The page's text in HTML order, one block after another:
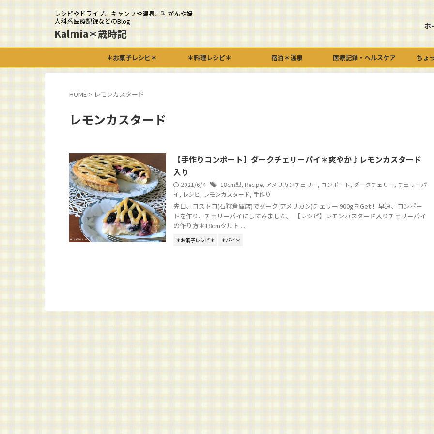
レシピやドライブ、キャンプや温泉、乳がんや婦
人科系医療記録などのBlog
Kalmia＊歳時記
ホ
＊お菓子レシピ＊ ＊料理レシピ＊ 宿泊＊温泉 医療記録・ヘルスケア ちょ
HOME > レモンカスタード
レモンカスタード
【手作りコンポート】ダークチェリーパイ＊爽やか♪レモンカスタード
入り
2021/6/4 18cm型, Recipe, アメリカンチェリー, コンポート, ダークチェリー, チェリーパ
イ, レシピ, レモンカスタード, 手作り
先日、コストコ(石狩倉庫店)でダーク(アメリカン)チェリー 900gをGet！ 早速、コンポー
トを作り、チェリーパイにしてみました。 【レシピ】レモンカスタード入りチェリーパイ
の作り方＊18cmタルト ...
＊お菓子レシピ＊ ＊パイ＊